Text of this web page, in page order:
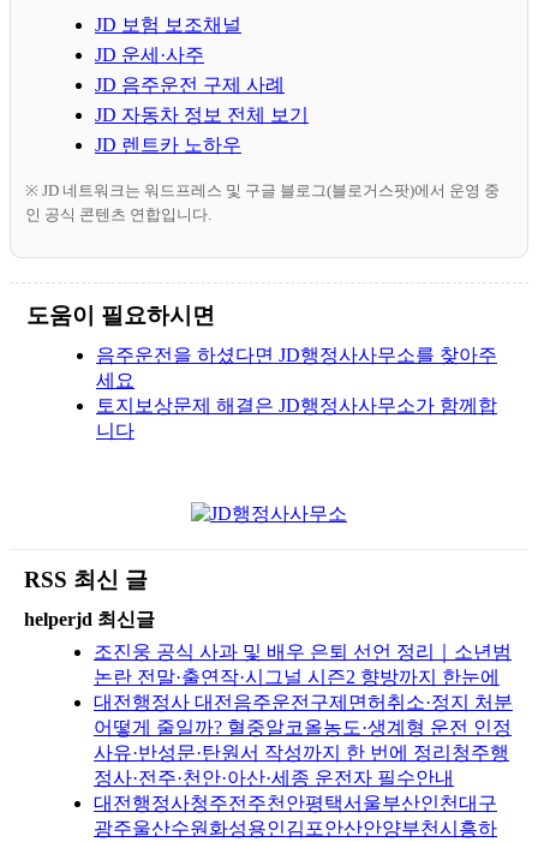
JD 보험 보조채널
JD 운세·사주
JD 음주운전 구제 사례
JD 자동차 정보 전체 보기
JD 렌트카 노하우
※ JD 네트워크는 워드프레스 및 구글 블로그(블로거스팟)에서 운영 중
인 공식 콘텐츠 연합입니다.
도움이 필요하시면
음주운전을 하셨다면 JD행정사사무소를 찾아주
세요
토지보상문제 해결은 JD행정사사무소가 함께합
니다
RSS 최신 글
helperjd 최신글
조진웅 공식 사과 및 배우 은퇴 선언 정리｜소년범
논란 전말·출연작·시그널 시즌2 향방까지 한눈에
대전행정사 대전음주운전구제면허취소·정지 처분
어떻게 줄일까? 혈중알코올농도·생계형 운전 인정
사유·반성문·탄원서 작성까지 한 번에 정리청주행
정사·전주·천안·아산·세종 운전자 필수안내
대전행정사청주전주천안평택서울부산인천대구
광주울산수원화성용인김포안산안양부천시흥하